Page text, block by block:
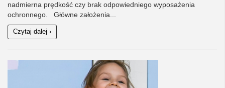
nadmierna prędkość czy brak odpowiedniego wyposażenia
ochronnego. Główne założenia...
Czytaj dalej ›